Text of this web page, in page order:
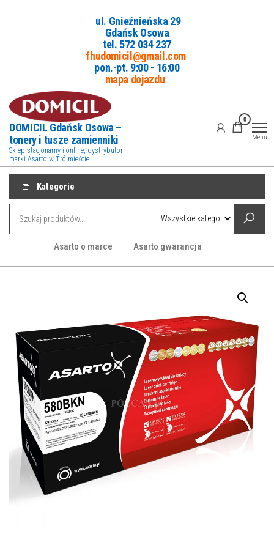
ul. Gnieźnieńska 29
Gdańsk Osowa
tel. 572 034 237
fhudomicil@gmail.com
pon.-pt. 9:00 - 16:00
mapa dojazdu
DOMICIL Gdańsk Osowa –
tonery i tusze zamienniki
Sklep stacjonarny i online, dystrybutor
marki Asarto w Trójmieście.
0
Menu
Kategorie
Asarto o marce Asarto gwarancja